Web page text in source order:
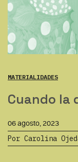
MATERIALIDADES
Cuando la
06 agosto, 2023
Por Carolina